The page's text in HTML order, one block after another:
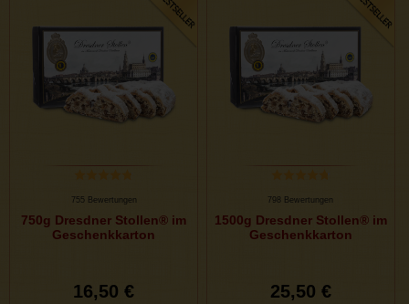
755 Bewertungen
750g Dresdner Stollen® im
Geschenkkarton
16,50 €
798 Bewertungen
1500g Dresdner Stollen® im
Geschenkkarton
25,50 €